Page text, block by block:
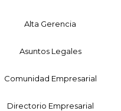
Alta Gerencia
Asuntos Legales
Comunidad Empresarial
Directorio Empresarial